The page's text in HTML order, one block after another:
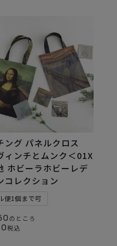
ング パネルクロス
ィンチとムンク＜01X
ホビーラホビーレデ
コレクション
便1個まで可
のところ
税込